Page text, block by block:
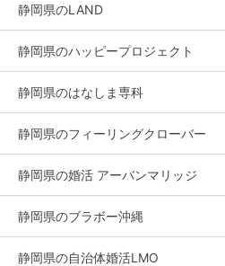
静岡県のLAND
静岡県のハッピープロジェクト
静岡県のはなしま専科
静岡県のフィーリングクローバー
静岡県の婚活 アーバンマリッジ
静岡県のブラボー沖縄
静岡県の自治体婚活LMO